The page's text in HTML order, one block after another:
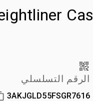
الرقم التسلسلي
3AKJGLD55FSGR7616